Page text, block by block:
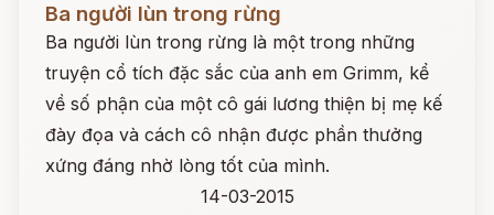
Ba người lùn trong rừng
Ba người lùn trong rừng là một trong những
truyện cổ tích đặc sắc của anh em Grimm, kể
về số phận của một cô gái lương thiện bị mẹ kế
đày đọa và cách cô nhận được phần thưởng
xứng đáng nhờ lòng tốt của mình.
14-03-2015